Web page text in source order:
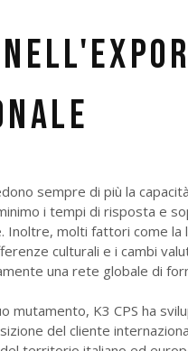
sempre di più la
i tempi di risposta e
molti fattori come la
culturali e i cambi
una rete globale di
mutamento, K3 CPS ha
del cliente